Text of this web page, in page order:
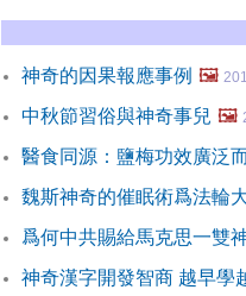
神奇的因果報應事例 🖼️
中秋節習俗與神奇事兒 🖼️
醫食同源：鹽梅功效廣泛
魏斯神奇的催眠術爲法輪
爲何中共賜給馬克思一雙
神奇漢字開發智商 越早學